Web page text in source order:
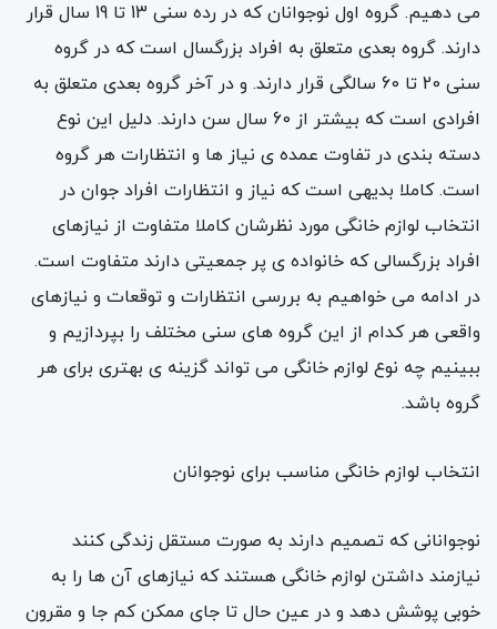
می دهیم. گروه اول نوجوانان که در رده سنی 13 تا 19 سال قرار
دارند. گروه بعدی متعلق به افراد بزرگسال است که در گروه
سنی 20 تا 60 سالگی قرار دارند. و در آخر گروه بعدی متعلق به
افرادی است که بیشتر از 60 سال سن دارند. دلیل این نوع
دسته بندی در تفاوت عمده ی نیاز ها و انتظارات هر گروه
است. کاملا بدیهی است که نیاز و انتظارات افراد جوان در
انتخاب لوازم خانگی مورد نظرشان کاملا متفاوت از نیازهای
افراد بزرگسالی که خانواده ی پر جمعیتی دارند متفاوت است.
در ادامه می خواهیم به بررسی انتظارات و توقعات و نیازهای
واقعی هر کدام از این گروه های سنی مختلف را بپردازیم و
ببینیم چه نوع لوازم خانگی می تواند گزینه ی بهتری برای هر
گروه باشد.
انتخاب لوازم خانگی مناسب برای نوجوانان
نوجوانانی که تصمیم دارند به صورت مستقل زندگی کنند
نیازمند داشتن لوازم خانگی هستند که نیازهای آن ها را به
خوبی پوشش دهد و در عین حال تا جای ممکن کم جا و مقرون